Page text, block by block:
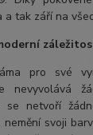
a tak září na
pro své
nevyvolává
se netvoří
svoji